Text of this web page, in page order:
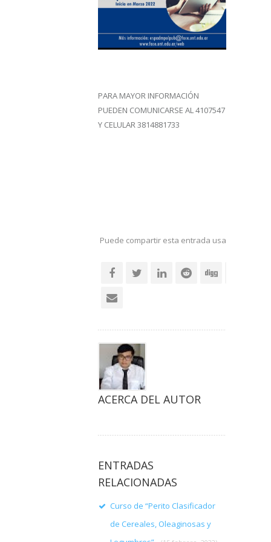
PARA MAYOR INFORMACIÓN
PUEDEN COMUNICARSE AL 4107547
Y CELULAR 3814881733
Puede compartir esta entrada usando sus
ACERCA DEL AUTOR
ENTRADAS
RELACIONADAS
Curso de “Perito Clasificador
de Cereales, Oleaginosas y